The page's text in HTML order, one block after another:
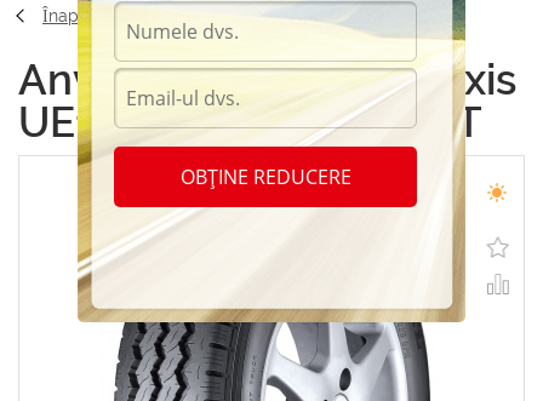
Înapoi
Anvelope de vara Maxxis
UE103 215/60 R16 103T
OBȚINE REDUCERE